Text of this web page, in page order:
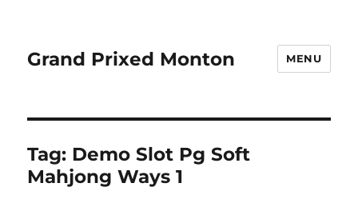
Grand Prixed Monton MENU
Tag: Demo Slot Pg Soft
Mahjong Ways 1